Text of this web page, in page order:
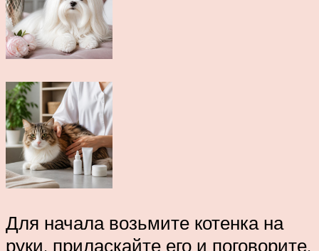
Для начала возьмите котенка на
руки, приласкайте его и поговорите.